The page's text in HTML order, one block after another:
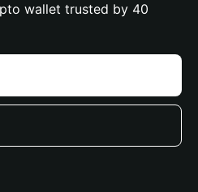
wallet trusted by 40